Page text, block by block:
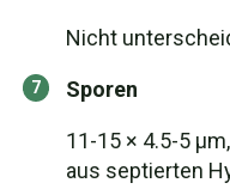
Nicht
Sporen
11-15 × 4.5-5
aus septierten